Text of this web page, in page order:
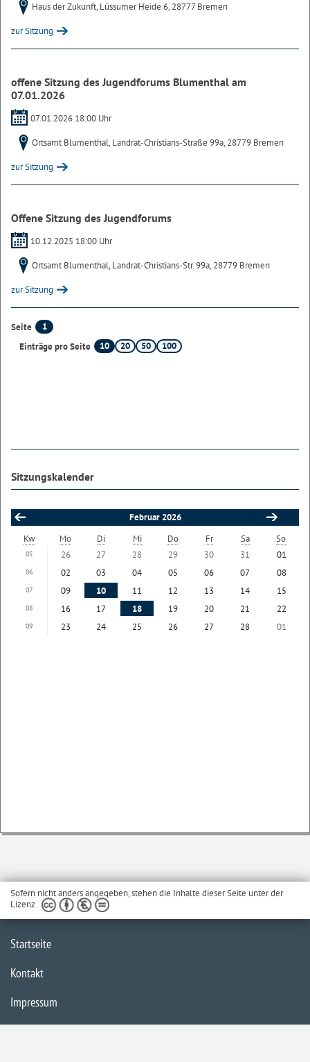
Haus der Zukunft, Lüssumer Heide 6, 28777 Bremen
zur Sitzung
offene Sitzung des Jugendforums Blumenthal am
07.01.2026
07.01.2026 18:00 Uhr
Ortsamt Blumenthal, Landrat-Christians-Straße 99a, 28779 Bremen
zur Sitzung
Offene Sitzung des Jugendforums
10.12.2025 18:00 Uhr
Ortsamt Blumenthal, Landrat-Christians-Str. 99a, 28779 Bremen
zur Sitzung
Seite
1
Einträge pro Seite
10 20 50 100
Sitzungskalender
Februar 2026
Kw
Mo Di Mi Do Fr Sa So
05 26 27 28 29 30 31 01
06 02 03 04 05 06 07 08
07 09 10 11 12 13 14 15
08 16 17 18 19 20 21 22
09 23 24 25 26 27 28 01
Sofern nicht anders angegeben, stehen die Inhalte dieser Seite unter der
Lizenz
Startseite
Kontakt
Impressum